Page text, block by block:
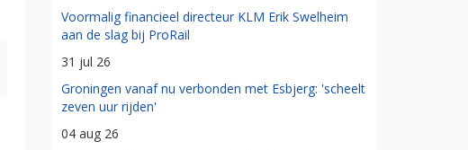
Voormalig financieel directeur KLM Erik Swelheim
aan de slag bij ProRail
31 jul 26
Groningen vanaf nu verbonden met Esbjerg: 'scheelt
zeven uur rijden'
04 aug 26